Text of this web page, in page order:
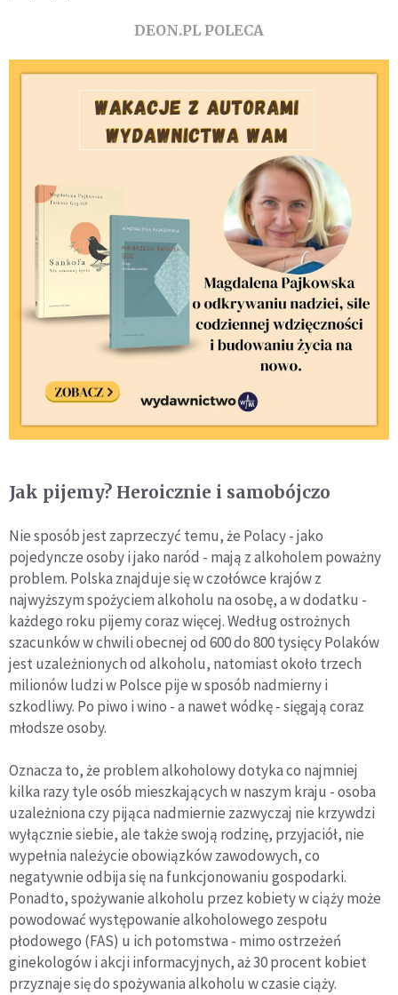
DEON.PL POLECA
Jak pijemy? Heroicznie i samobójczo
Nie sposób jest zaprzeczyć temu, że Polacy - jako
pojedyncze osoby i jako naród - mają z alkoholem poważny
problem. Polska znajduje się w czołówce krajów z
najwyższym spożyciem alkoholu na osobę, a w dodatku -
każdego roku pijemy coraz więcej. Według ostrożnych
szacunków w chwili obecnej od 600 do 800 tysięcy Polaków
jest uzależnionych od alkoholu, natomiast około trzech
milionów ludzi w Polsce pije w sposób nadmierny i
szkodliwy. Po piwo i wino - a nawet wódkę - sięgają coraz
młodsze osoby.
Oznacza to, że problem alkoholowy dotyka co najmniej
kilka razy tyle osób mieszkających w naszym kraju - osoba
uzależniona czy pijąca nadmiernie zazwyczaj nie krzywdzi
wyłącznie siebie, ale także swoją rodzinę, przyjaciół, nie
wypełnia należycie obowiązków zawodowych, co
negatywnie odbija się na funkcjonowaniu gospodarki.
Ponadto, spożywanie alkoholu przez kobiety w ciąży może
powodować występowanie alkoholowego zespołu
płodowego (FAS) u ich potomstwa - mimo ostrzeżeń
ginekologów i akcji informacyjnych, aż 30 procent kobiet
przyznaje się do spożywania alkoholu w czasie ciąży.